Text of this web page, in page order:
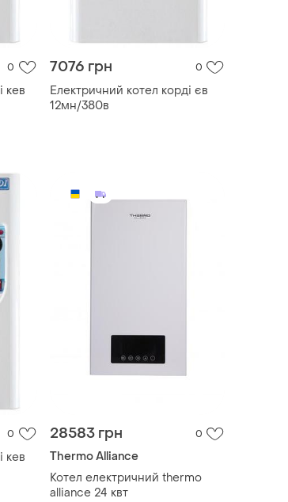
0
кев
7076 грн 0
Електричний котел корді єв
12мн/380в
0
кев
28583 грн 0
Thermo Alliance
Котел електричний thermo
alliance 24 квт